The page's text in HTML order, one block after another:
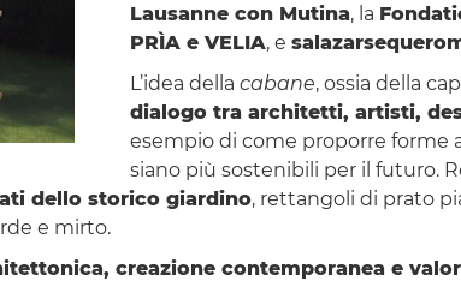
Lausanne con Mutina, la
PRÌA e VELIA, e
L’idea della cabane, ossia della
dialogo tra architetti, artisti,
esempio di come proporre forme
siano più sostenibili per il futuro.
dello storico giardino, rettangoli di prato
e mirto.
creazione contemporanea e